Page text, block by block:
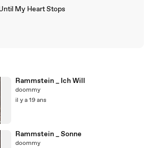
My Heart Stops
Rammstein _ Ich Will
doommy
il y a 19 ans
Rammstein _ Sonne
doommy